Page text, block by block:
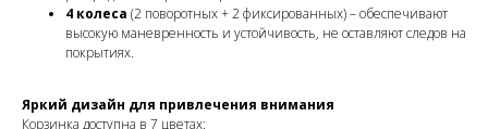
4 колеса (2 поворотных + 2 фиксированных) – обеспечивают
высокую маневренность и устойчивость, не оставляют следов на
покрытиях.
Яркий дизайн для привлечения внимания
Корзинка доступна в 7 цветах: